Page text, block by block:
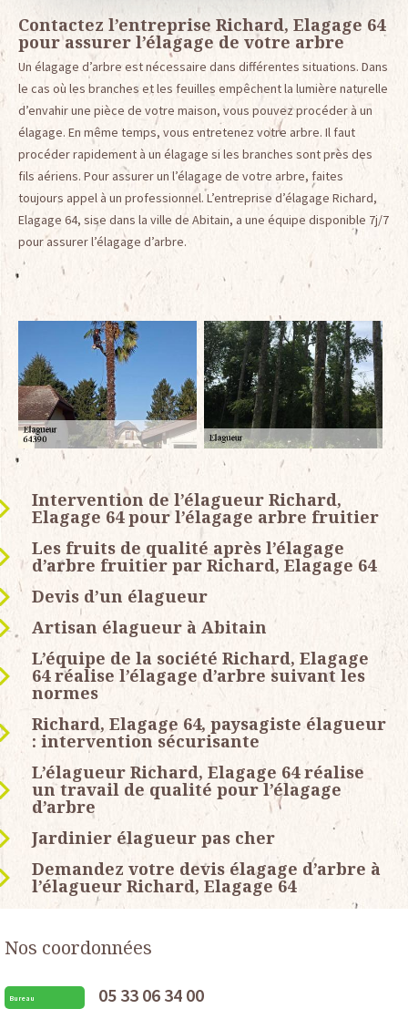
Contactez l’entreprise Richard, Elagage 64
pour assurer l’élagage de votre arbre
Un élagage d’arbre est nécessaire dans différentes situations. Dans
le cas où les branches et les feuilles empêchent la lumière naturelle
d’envahir une pièce de votre maison, vous pouvez procéder à un
élagage. En même temps, vous entretenez votre arbre. Il faut
procéder rapidement à un élagage si les branches sont près des
fils aériens. Pour assurer un l’élagage de votre arbre, faites
toujours appel à un professionnel. L’entreprise d’élagage Richard,
Elagage 64, sise dans la ville de Abitain, a une équipe disponible 7j/7
pour assurer l’élagage d’arbre.
Intervention de l’élagueur Richard,
Elagage 64 pour l’élagage arbre fruitier
Les fruits de qualité après l’élagage
d’arbre fruitier par Richard, Elagage 64
Devis d’un élagueur
Artisan élagueur à Abitain
L’équipe de la société Richard, Elagage
64 réalise l’élagage d’arbre suivant les
normes
Richard, Elagage 64, paysagiste élagueur
: intervention sécurisante
L’élagueur Richard, Elagage 64 réalise
un travail de qualité pour l’élagage
d’arbre
Jardinier élagueur pas cher
Demandez votre devis élagage d’arbre à
l’élagueur Richard, Elagage 64
Nos coordonnées
Bureau 05 33 06 34 00